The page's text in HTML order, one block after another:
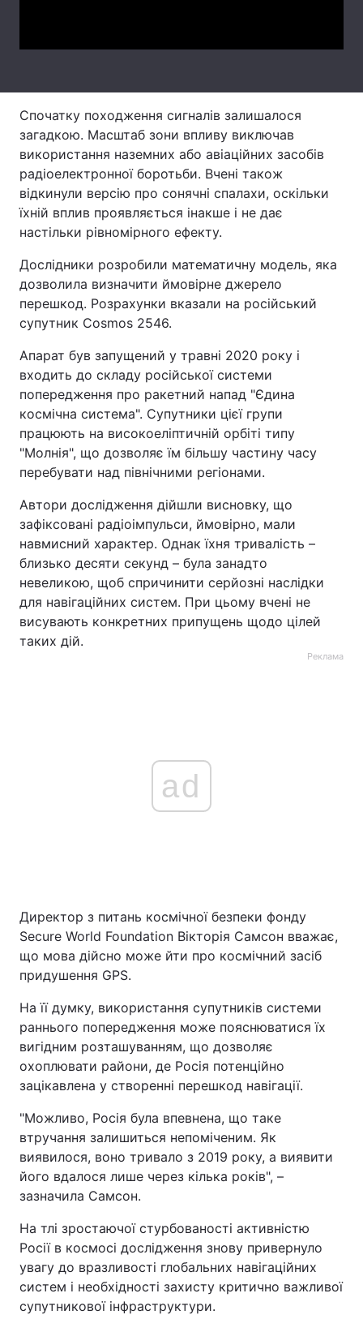
Спочатку походження сигналів залишалося
загадкою. Масштаб зони впливу виключав
використання наземних або авіаційних засобів
радіоелектронної боротьби. Вчені також
відкинули версію про сонячні спалахи, оскільки
їхній вплив проявляється інакше і не дає
настільки рівномірного ефекту.
Дослідники розробили математичну модель, яка
дозволила визначити ймовірне джерело
перешкод. Розрахунки вказали на російський
супутник Cosmos 2546.
Апарат був запущений у травні 2020 року і
входить до складу російської системи
попередження про ракетний напад "Єдина
космічна система". Супутники цієї групи
працюють на високоеліптичній орбіті типу
"Молнія", що дозволяє їм більшу частину часу
перебувати над північними регіонами.
Автори дослідження дійшли висновку, що
зафіксовані радіоімпульси, ймовірно, мали
навмисний характер. Однак їхня тривалість –
близько десяти секунд – була занадто
невеликою, щоб спричинити серйозні наслідки
для навігаційних систем. При цьому вчені не
висувають конкретних припущень щодо цілей
таких дій.
Реклама
ad
Директор з питань космічної безпеки фонду
Secure World Foundation Вікторія Самсон вважає,
що мова дійсно може йти про космічний засіб
придушення GPS.
На її думку, використання супутників системи
раннього попередження може пояснюватися їх
вигідним розташуванням, що дозволяє
охоплювати райони, де Росія потенційно
зацікавлена у створенні перешкод навігації.
"Можливо, Росія була впевнена, що таке
втручання залишиться непоміченим. Як
виявилося, воно тривало з 2019 року, а виявити
його вдалося лише через кілька років", –
зазначила Самсон.
На тлі зростаючої стурбованості активністю
Росії в космосі дослідження знову привернуло
увагу до вразливості глобальних навігаційних
систем і необхідності захисту критично важливої
супутникової інфраструктури.